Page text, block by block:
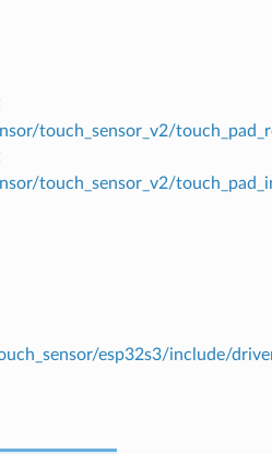
touch_sensor_v2/
touch_sensor_v2/
esp32s3/include/